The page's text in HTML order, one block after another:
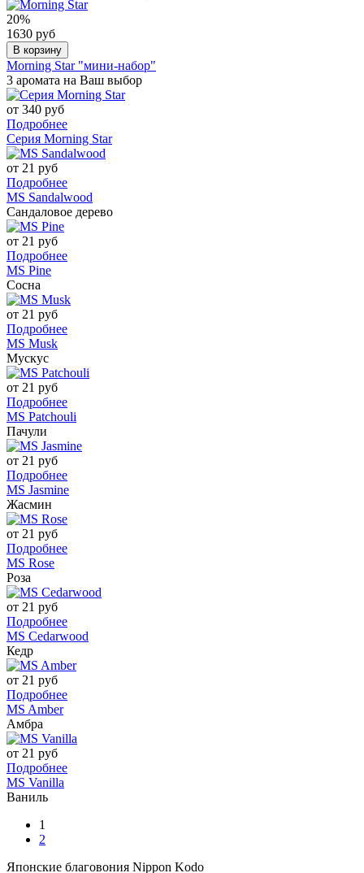
20%
1630 руб
В корзину
Morning Star "мини-набор"
3 аромата на Ваш выбор
от 340 руб
Подробнее
Серия Morning Star
от 21 руб
Подробнее
MS Sandalwood
Сандаловое дерево
от 21 руб
Подробнее
MS Pine
Сосна
от 21 руб
Подробнее
MS Musk
Мускус
от 21 руб
Подробнее
MS Patchouli
Пачули
от 21 руб
Подробнее
MS Jasmine
Жасмин
от 21 руб
Подробнее
MS Rose
Роза
от 21 руб
Подробнее
MS Cedarwood
Кедр
от 21 руб
Подробнее
MS Amber
Амбра
от 21 руб
Подробнее
MS Vanilla
Ваниль
1
2
Японские благовония Nippon Kodo